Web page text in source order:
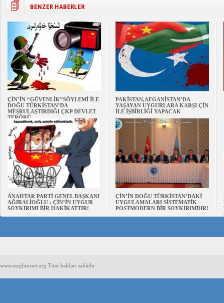
BENZER HABERLER
ÇİN’İN “GÜVENLİK”SÖYLEMİ İLE
DOĞU TÜRKİSTAN’DA
MEŞRULAŞTIRDIĞI ÇKP DEVLET
TERÖRÜ
PAKİSTAN,AFGANİSTAN’DA
YAŞAYAN UYGURLARA KARŞI ÇİN
İLE İŞBİRLİĞİ YAPACAK
ANAHTAR PARTİ GENEL BAŞKANI
AĞIRALİOĞLU : ÇİN’İN UYGUR
SOYKIRIMI BİR HAKİKATTIR!
ÇİN’İN DOĞU TÜRKİSTAN’DAKİ
UYGULAMALARI SİSTEMATİK
POSTMODERN BİR SOYKIRIMDIR!
www.uyghurnet.org Tüm hakları saklıdır